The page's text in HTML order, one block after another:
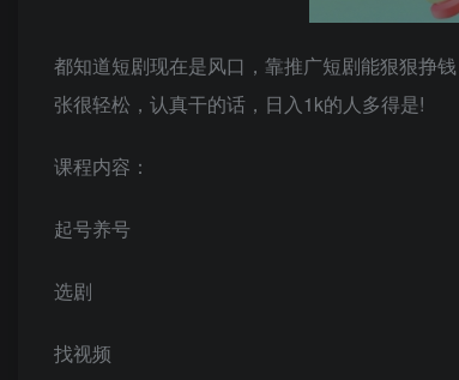
都知道短剧现在是风口，靠推广短剧能狠狠挣
张很轻松，认真干的话，日入1k的人多得是!
课程内容：
起号养号
选剧
找视频